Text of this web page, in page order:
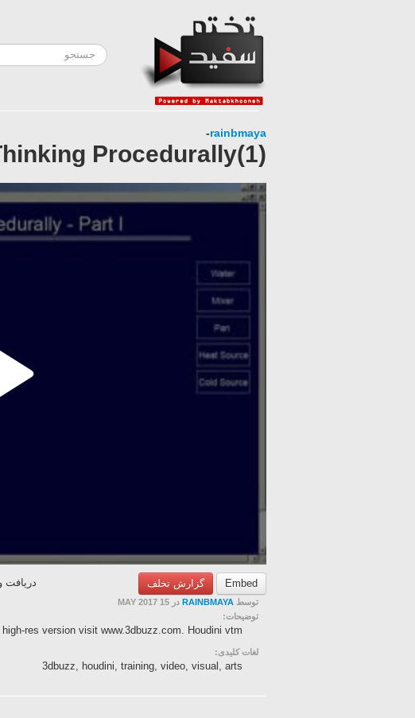
rainbmaya
-
Procedurally(1)
Embed گزارش تخلف دریافت
توسط RAINBMAYA در 15 MAY 2017
توضیحات:
high-res version visit www.3dbuzz.com. Houdini vtm
لغات کلیدی:
3dbuzz, houdini, training, video, visual, arts